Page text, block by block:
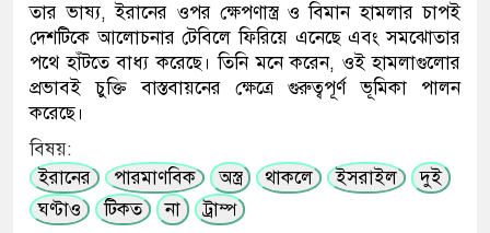
তার ভাষ্য, ইরানের ওপর ক্ষেপণাস্ত্র ও বিমান হামলার চাপই
দেশটিকে আলোচনার টেবিলে ফিরিয়ে এনেছে এবং সমঝোতার
পথে হাঁটতে বাধ্য করেছে। তিনি মনে করেন, ওই হামলাগুলোর
প্রভাবই চুক্তি বাস্তবায়নের ক্ষেত্রে গুরুত্বপূর্ণ ভূমিকা পালন
করেছে।
বিষয়:
ইরানের
পারমাণবিক অস্ত্র থাকলে ইসরাইল
দুই
ঘণ্টাও
টিকত না ট্রাম্প